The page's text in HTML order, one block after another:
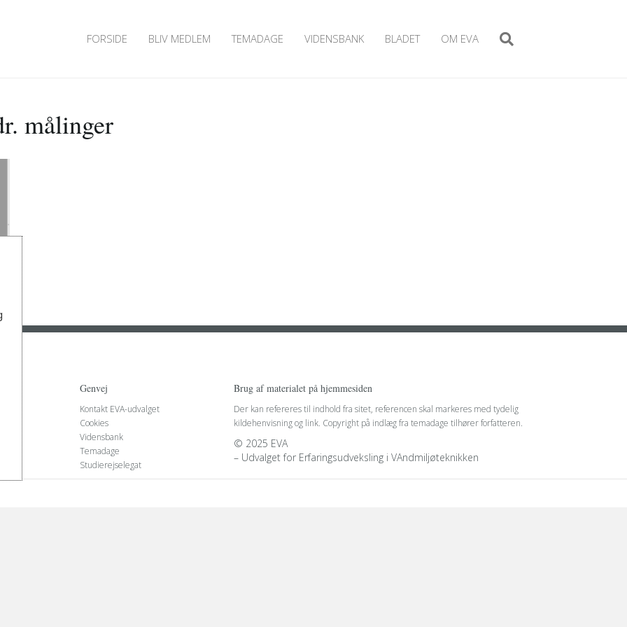
FORSIDE BLIV MEDLEM TEMADAGE VIDENSBANK BLADET OM EVA
målinger
Genvej
Kontakt EVA-udvalget
Cookies
Vidensbank
Temadage
Studierejselegat
Brug af materialet på hjemmesiden
Der kan refereres til indhold fra sitet, referencen skal markeres med tydelig
kildehenvisning og link. Copyright på indlæg fra temadage tilhører forfatteren.
© 2025 EVA
– Udvalget for Erfaringsudveksling i VAndmiljøteknikken